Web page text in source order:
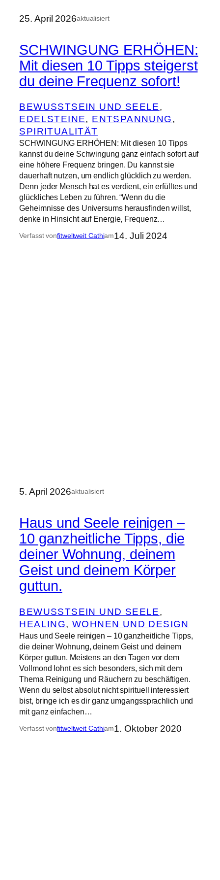
25. April 2026aktualisiert
SCHWINGUNG ERHÖHEN:
Mit diesen 10 Tipps steigerst
du deine Frequenz sofort!
BEWUSSTSEIN UND SEELE
EDELSTEINE, ENTSPANNUNG
SPIRITUALITÄT
SCHWINGUNG ERHÖHEN: Mit diesen 10 Tipps
kannst du deine Schwingung ganz einfach sofort auf
eine höhere Frequenz bringen. Du kannst sie
dauerhaft nutzen, um endlich glücklich zu werden.
Denn jeder Mensch hat es verdient, ein erfülltes und
glückliches Leben zu führen. “Wenn du die
Geheimnisse des Universums herausfinden willst,
denke in Hinsicht auf Energie, Frequenz…
Verfasst vonfitweltweit Cathiam14. Juli 2024
5. April 2026aktualisiert
Haus und Seele reinigen –
10 ganzheitliche Tipps, die
deiner Wohnung, deinem
Geist und deinem Körper
guttun.
BEWUSSTSEIN UND SEELE
HEALING, WOHNEN UND DESIGN
Haus und Seele reinigen – 10 ganzheitliche Tipps,
die deiner Wohnung, deinem Geist und deinem
Körper guttun. Meistens an den Tagen vor dem
Vollmond lohnt es sich besonders, sich mit dem
Thema Reinigung und Räuchern zu beschäftigen.
Wenn du selbst absolut nicht spirituell interessiert
bist, bringe ich es dir ganz umgangssprachlich und
mit ganz einfachen…
Verfasst vonfitweltweit Cathiam1. Oktober 2020